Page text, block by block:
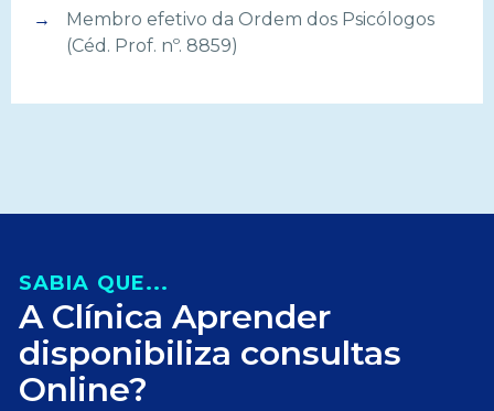
Membro efetivo da Ordem dos Psicólogos
(Céd. Prof. nº. 8859)
SABIA QUE...
A Clínica Aprender
disponibiliza consultas
Online?